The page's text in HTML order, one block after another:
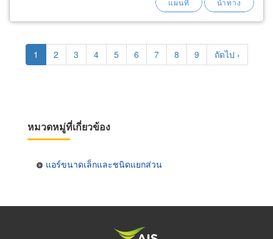
Pagination
Current
page
1 Page
2 Page
3 Page
4 Page
5 Page
6 Page
7 Page
8 Page
9
Next
page
ถัดไป ›
หมวดหมู่ที่เกี่ยวข้อง
แอร์ขนาดเล็กและชนิดแยกส่วน